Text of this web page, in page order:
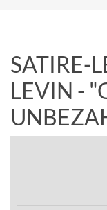
SATIRE-
LEVIN -